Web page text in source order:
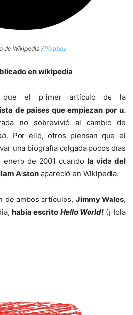
de Wikipedia /Pixabay
en wikipedia
que el primer artículo de la
de países que empiezan por u.
no sobrevivió al cambio de
. Por ello, otros piensan que el
una biografía colgada pocos días
de 2001 cuando la vida del
Alston apareció en Wikipedia.
de ambos artículos, Jimmy Wales,
había escrito Hello World!(¡Hola